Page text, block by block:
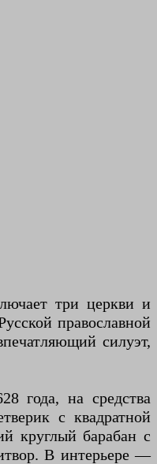
три церкви и
православной
силуэт,
года, на средства
с квадратной
круглый барабан с
В интерьере —